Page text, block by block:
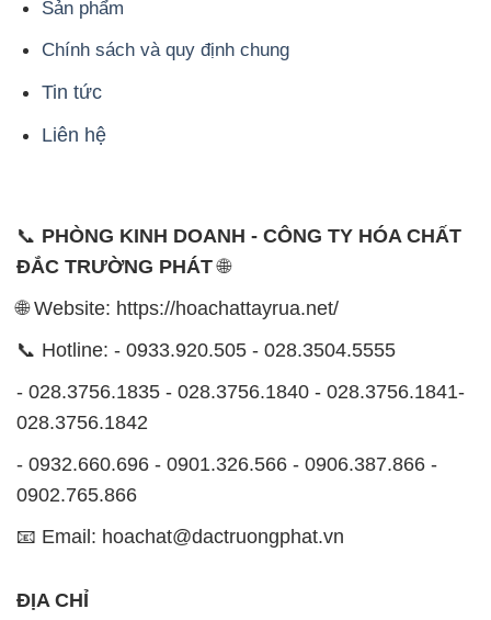
Sản phẩm
Chính sách và quy định chung
Tin tức
Liên hệ
📞 PHÒNG KINH DOANH - CÔNG TY HÓA CHẤT
ĐẮC TRƯỜNG PHÁT🌐
🌐 Website: https://hoachattayrua.net/
📞 Hotline: - 0933.920.505 - 028.3504.5555
- 028.3756.1835 - 028.3756.1840 - 028.3756.1841-
028.3756.1842
- 0932.660.696 - 0901.326.566 - 0906.387.866 -
0902.765.866
📧 Email: hoachat@dactruongphat.vn
ĐỊA CHỈ